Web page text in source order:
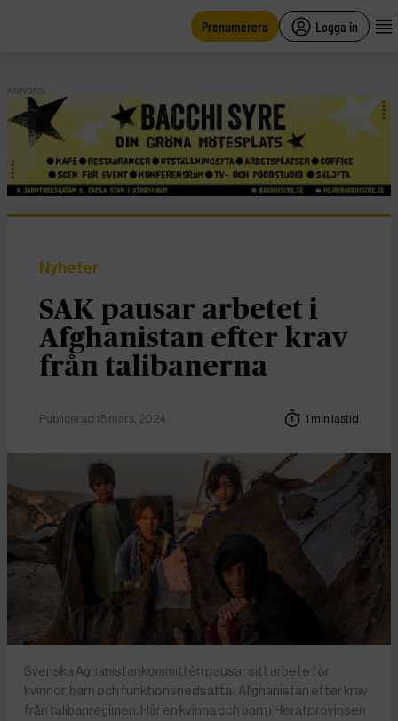
Prenumerera Logga in
ANNONS
Nyheter
SAK pausar arbetet i
Afghanistan efter krav
från talibanerna
Publicerad 18 mars, 2024 1 min lästid
Svenska Aghanistankommittén pausar sitt arbete för
kvinnor, barn och funktionsnedsatta i Afghanistan efter krav
från talibanregimen. Här en kvinna och barn i Heratprovinsen